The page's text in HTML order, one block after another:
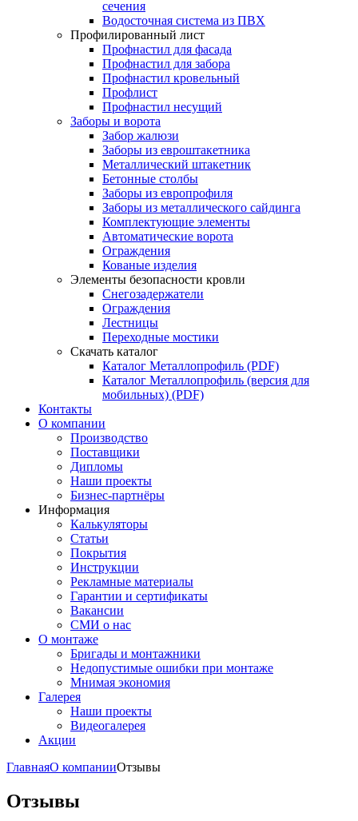
сечения
Водосточная система из ПВХ
Профилированный лист
Профнастил для фасада
Профнастил для забора
Профнастил кровельный
Профлист
Профнастил несущий
Заборы и ворота
Забор жалюзи
Заборы из евроштакетника
Металлический штакетник
Бетонные столбы
Заборы из европрофиля
Заборы из металлического сайдинга
Комплектующие элементы
Автоматические ворота
Ограждения
Кованые изделия
Элементы безопасности кровли
Снегозадержатели
Ограждения
Лестницы
Переходные мостики
Скачать каталог
Каталог Металлопрофиль (PDF)
Каталог Металлопрофиль (версия для
мобильных) (PDF)
Контакты
О компании
Производство
Поставщики
Дипломы
Наши проекты
Бизнес-партнёры
Информация
Калькуляторы
Статьи
Покрытия
Инструкции
Рекламные материалы
Гарантии и сертификаты
Вакансии
СМИ о нас
О монтаже
Бригады и монтажники
Недопустимые ошибки при монтаже
Мнимая экономия
Галерея
Наши проекты
Видеогалерея
Акции
ГлавнаяО компанииОтзывы
Отзывы